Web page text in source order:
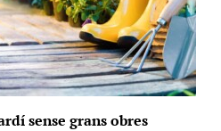
sense grans obres